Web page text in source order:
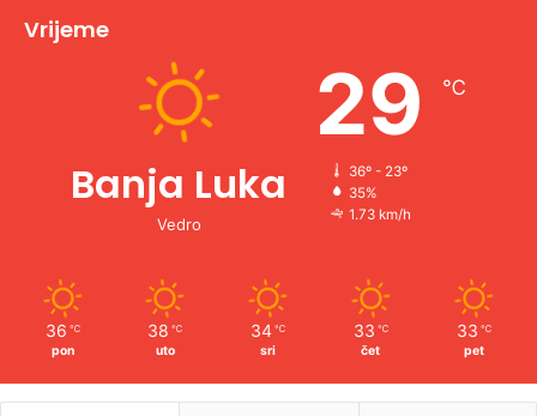
vVrijeme
Banja Luka
Vedro
29 ℃
36º - 23º
35%
1.73 km/h
36 ℃
pon
38 ℃
uto
34 ℃
sri
33 ℃
čet
33 ℃
pet